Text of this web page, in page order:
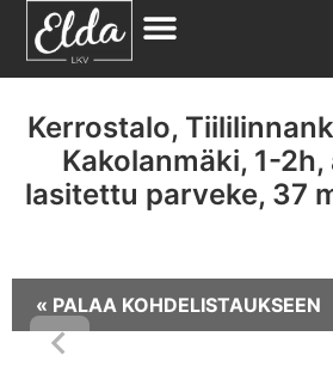
Kerrostalo,
Kakolanmäki, 1-
lasitettu parveke, 37
« PALAA KOHDELISTAUKSEEN